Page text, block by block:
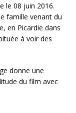
le 08 juin 2016.
famille venant du
en Picardie dans
à voir des
donne une
du film avec